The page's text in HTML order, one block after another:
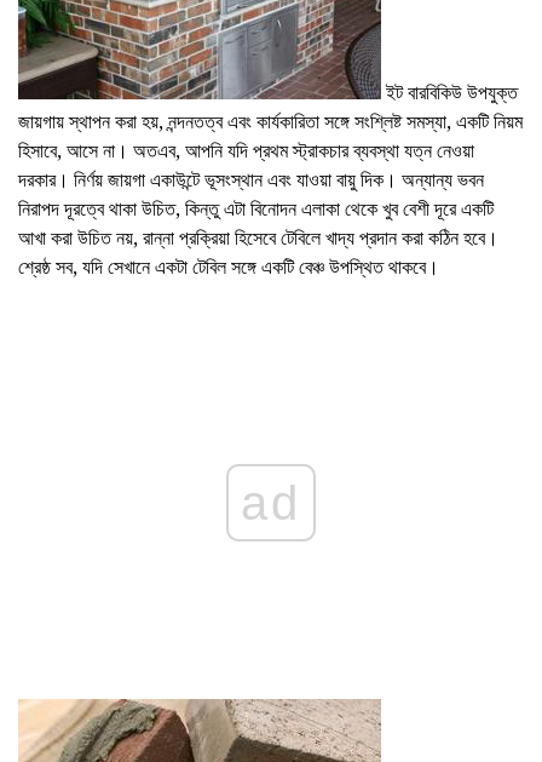
ইট বারবিকিউ উপযুক্ত
জায়গায় স্থাপন করা হয়, নন্দনতত্ব এবং কার্যকারিতা সঙ্গে সংশ্লিষ্ট সমস্যা, একটি নিয়ম
হিসাবে, আসে না। অতএব, আপনি যদি প্রথম স্ট্রাকচার ব্যবস্থা যত্ন নেওয়া
দরকার। নির্ণয় জায়গা একাউন্টে ভূসংস্থান এবং যাওয়া বায়ু দিক। অন্যান্য ভবন
নিরাপদ দূরত্বে থাকা উচিত, কিন্তু এটা বিনোদন এলাকা থেকে খুব বেশী দূরে একটি
আখা করা উচিত নয়, রান্না প্রক্রিয়া হিসেবে টেবিলে খাদ্য প্রদান করা কঠিন হবে।
শ্রেষ্ঠ সব, যদি সেখানে একটা টেবিল সঙ্গে একটি বেঞ্চ উপস্থিত থাকবে।
ad